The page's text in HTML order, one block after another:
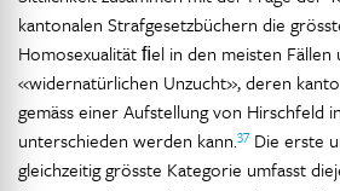
kantonalen Strafgesetzbüchern die
Homosexualität ﬁel in den meisten
«widernatürlichen Unzucht», deren
gemäss einer Aufstellung von Hirschfeld
unterschieden werden kann.37 Die erste
gleichzeitig grösste Kategorie umfasst